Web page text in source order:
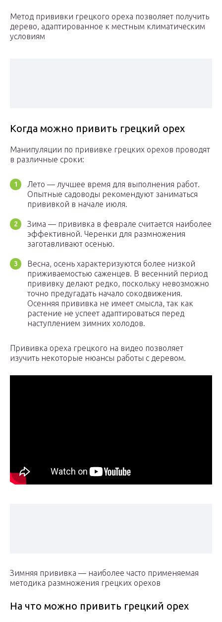
Метод прививки грецкого ореха позволяет получить
дерево, адаптированное к местным климатическим
условиям
Когда можно привить грецкий орех
Манипуляции по прививке грецких орехов проводят
в различные сроки:
Лето — лучшее время для выполнения работ.
Опытные садоводы рекомендуют заниматься
прививкой в начале июля.
Зима — прививка в феврале считается наиболее
эффективной. Черенки для размножения
заготавливают осенью.
Весна, осень характеризуются более низкой
приживаемостью саженцев. В весенний период
прививку делают редко, поскольку невозможно
точно предугадать начало сокодвижения.
Осенняя прививка не имеет смысла, так как
растение не успеет адаптироваться перед
наступлением зимних холодов.
Прививка ореха грецкого на видео позволяет
изучить некоторые нюансы работы с деревом.
Зимняя прививка — наиболее часто применяемая
методика размножения грецких орехов
На что можно привить грецкий орех